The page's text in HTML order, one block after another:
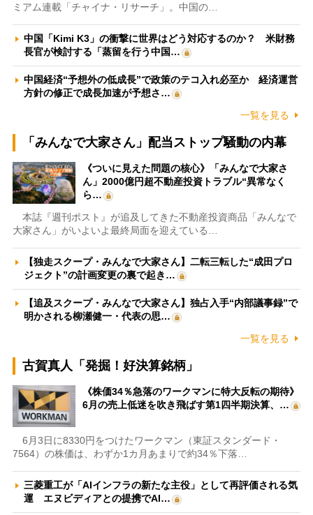
ミアム連載「チャイナ・リサーチ」。中国の…
中国「Kimi K3」の衝撃に世界はどう対応するのか？ 米財務
長官が検討する「蒸留を行う中国…
中国経済“予想外の低成長”で政策のテコ入れ必至か 経済運営
方針の修正で成長加速が予想さ…
一覧を見る
「みんなで大家さん」配当ストップ騒動の内幕
《ついに見えた問題の核心》「みんなで大家さ
ん」2000億円超不動産投資トラブル“異常なく
ら…
本誌『週刊ポスト』が追及してきた不動産投資商品「みんなで
大家さん」がいよいよ最終局面を迎えている…
【独走スクープ・みんなで大家さん】二転三転した“成田プロ
ジェクト”の計画変更の裏で起き…
【追及スクープ・みんなで大家さん】独占入手“内部議事録”で
明かされる柳瀬健一・代表の思…
一覧を見る
古賀真人「発掘！好決算銘柄」
《株価34％急落のワークマンに特大反転の期待》
6月の売上低迷を吹き飛ばす第1四半期決算、…
6月3日に8330円をつけたワークマン（東証スタンダード・
7564）の株価は、わずか1カ月あまりで約34％下落…
三菱重工が「AIインフラの新たな主役」として再評価される気
運 エヌビディアとの提携でAI…